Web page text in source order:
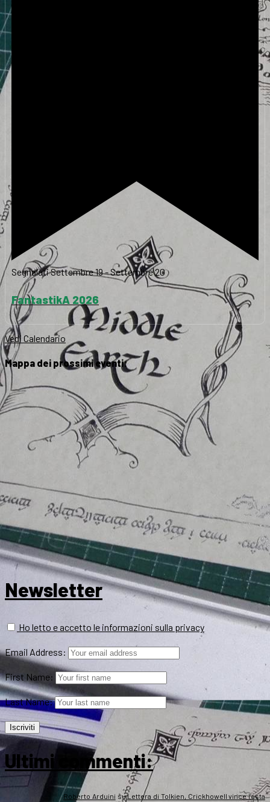
SegnalatiSettembre 19-Settembre 20
FantastikA 2026
Vedi Calendario
Mappa dei prossimi eventi:
Newsletter
Ho letto e accetto le informazioni sulla privacy
Email Address:
First Name:
Last Name:
Ultimi commenti:
Roberto Arduini suLettera di Tolkien, Crickhowell vince l’asta